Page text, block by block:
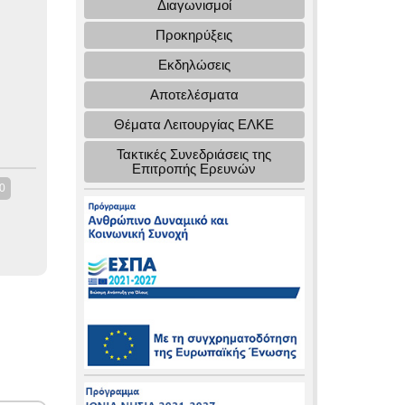
Διαγωνισμοί
Προκηρύξεις
Εκδηλώσεις
Αποτελέσματα
Θέματα Λειτουργίας ΕΛΚΕ
Τακτικές Συνεδριάσεις της
Επιτροπής Ερευνών